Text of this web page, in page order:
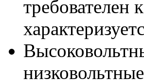
требователен